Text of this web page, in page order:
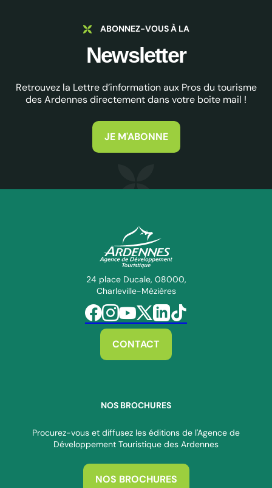
ABONNEZ-VOUS À LA
Newsletter
Retrouvez la Lettre d’information aux Pros du tourisme
des Ardennes directement dans votre boite mail !
JE M'ABONNE
ADT des Ardennes Pro
24 place Ducale, 08000,
Charleville-Mézières
Suivez-nous sur Facebook
Suivez-nous sur Instagram
Suivez-nous sur Youtube
Suivez-nous sur Twitter
Suivez-nous sur Linkedin
Suivez-nous sur Tiktok
CONTACT
NOS BROCHURES
Procurez-vous et diffusez les éditions de l'Agence de
Développement Touristique des Ardennes
NOS BROCHURES